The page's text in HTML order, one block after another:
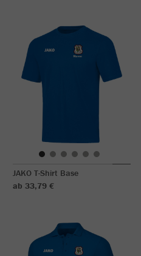
JAKO T-Shirt Base
ab 33,79 €